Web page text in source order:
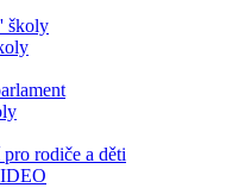
školy
rodiče a děti